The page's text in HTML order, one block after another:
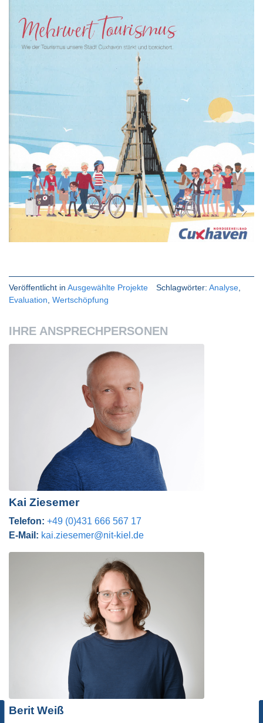
Veröffentlicht in Ausgewählte Projekte Schlagwörter:Analyse
Evaluation Wertschöpfung
IHRE ANSPRECHPERSONEN
Kai Ziesemer
Telefon: +49 (0)431 666 567 17
E-Mail: kai.ziesemer@nit-kiel.de
Berit Weißund ihre Einflussfaktoren